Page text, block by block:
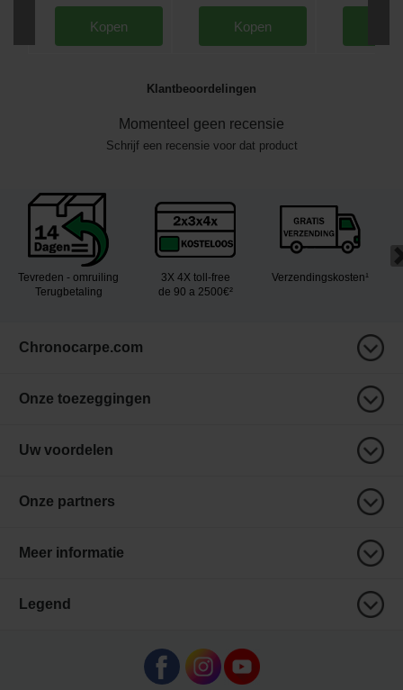
Kopen Kopen
Klantbeoordelingen
Momenteel geen recensie
Schrijf een recensie voor dat product
Tevreden - omruiling
Terugbetaling
3X 4X toll-free
de 90 a 2500€²
Verzendingskosten¹
Chronocarpe.com
Onze toezeggingen
Uw voordelen
Onze partners
Meer informatie
Legend